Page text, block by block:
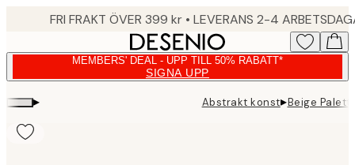
FRI FRAKT ÖVER 399 kr • LEVERANS 2-4
MEMBERS' DEAL - UPP TILL 50% RABATT*
SIGNA UPP
▸ Abstrakt konst▸Beige